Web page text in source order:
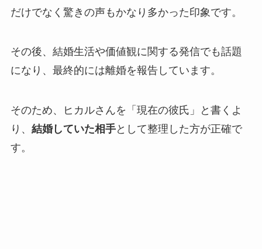
だけでなく驚きの声もかなり多かった印象です。
その後、結婚生活や価値観に関する発信でも話題
になり、最終的には離婚を報告しています。
そのため、ヒカルさんを「現在の彼氏」と書くよ
り、 結婚していた相手として整理した方が正確で
す。